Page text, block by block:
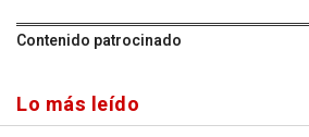
Contenido patrocinado
Lo más leído